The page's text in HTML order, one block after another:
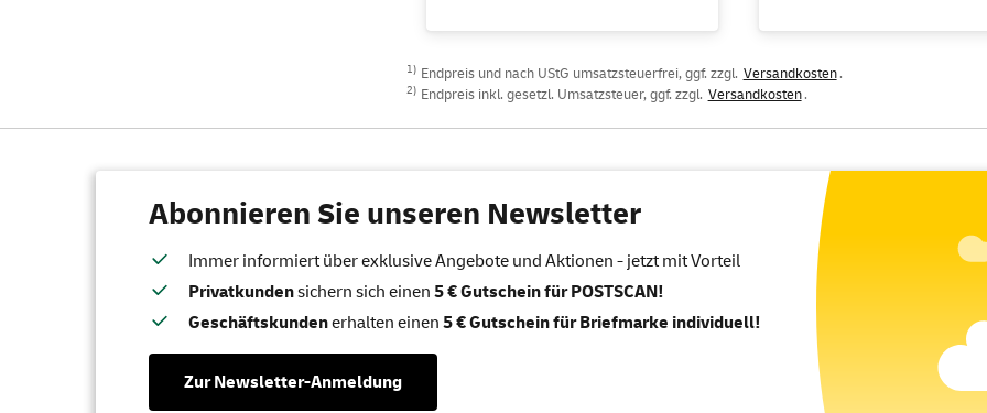
1) Endpreis und nach UStG umsatzsteuerfrei, ggf. zzgl. Versandkosten.
2) Endpreis inkl. gesetzl. Umsatzsteuer, ggf. zzgl. Versandkosten.
Abonnieren Sie unseren Newsletter
Immer informiert über exklusive Angebote und Aktionen - jetzt mit Vorteil
Privatkundensichern sich einen 5 € Gutschein für POSTSCAN!
Geschäftskundenerhalten einen 5 € Gutschein für Briefmarke individuell!
Zur Newsletter-Anmeldung